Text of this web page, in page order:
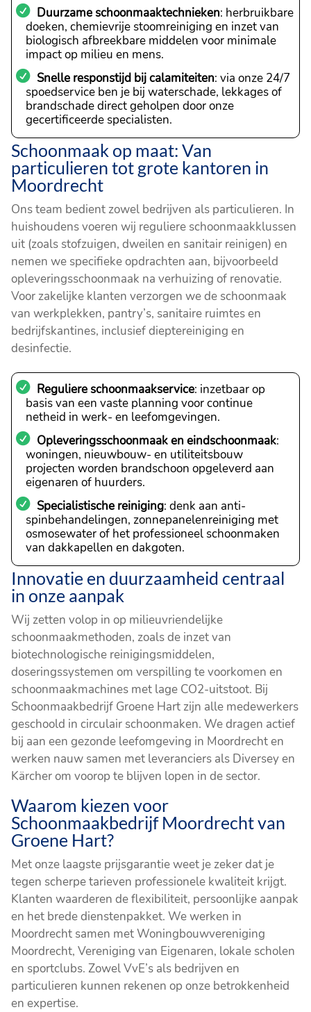
Duurzame schoonmaaktechnieken: herbruikbare
doeken, chemievrije stoomreiniging en inzet van
biologisch afbreekbare middelen voor minimale
impact op milieu en mens.
Snelle responstijd bij calamiteiten: via onze 24/7
spoedservice ben je bij waterschade, lekkages of
brandschade direct geholpen door onze
gecertificeerde specialisten.
Schoonmaak op maat: Van
particulieren tot grote kantoren in
Moordrecht
Ons team bedient zowel bedrijven als particulieren. In
huishoudens voeren wij reguliere schoonmaakklussen
uit (zoals stofzuigen, dweilen en sanitair reinigen) en
nemen we specifieke opdrachten aan, bijvoorbeeld
opleveringsschoonmaak na verhuizing of renovatie.
Voor zakelijke klanten verzorgen we de schoonmaak
van werkplekken, pantry’s, sanitaire ruimtes en
bedrijfskantines, inclusief dieptereiniging en
desinfectie.
Reguliere schoonmaakservice: inzetbaar op
basis van een vaste planning voor continue
netheid in werk- en leefomgevingen.
Opleveringsschoonmaak en eindschoonmaak:
woningen, nieuwbouw- en utiliteitsbouw
projecten worden brandschoon opgeleverd aan
eigenaren of huurders.
Specialistische reiniging: denk aan anti-
spinbehandelingen, zonnepanelenreiniging met
osmosewater of het professioneel schoonmaken
van dakkapellen en dakgoten.
Innovatie en duurzaamheid centraal
in onze aanpak
Wij zetten volop in op milieuvriendelijke
schoonmaakmethoden, zoals de inzet van
biotechnologische reinigingsmiddelen,
doseringssystemen om verspilling te voorkomen en
schoonmaakmachines met lage CO2-uitstoot. Bij
Schoonmaakbedrijf Groene Hart zijn alle medewerkers
geschoold in circulair schoonmaken. We dragen actief
bij aan een gezonde leefomgeving in Moordrecht en
werken nauw samen met leveranciers als Diversey en
Kärcher om voorop te blijven lopen in de sector.
Waarom kiezen voor
Schoonmaakbedrijf Moordrecht van
Groene Hart?
Met onze laagste prijsgarantie weet je zeker dat je
tegen scherpe tarieven professionele kwaliteit krijgt.
Klanten waarderen de flexibiliteit, persoonlijke aanpak
en het brede dienstenpakket. We werken in
Moordrecht samen met Woningbouwvereniging
Moordrecht, Vereniging van Eigenaren, lokale scholen
en sportclubs. Zowel VvE’s als bedrijven en
particulieren kunnen rekenen op onze betrokkenheid
en expertise.